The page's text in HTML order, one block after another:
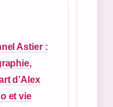
Astier :
d’Alex
et vie